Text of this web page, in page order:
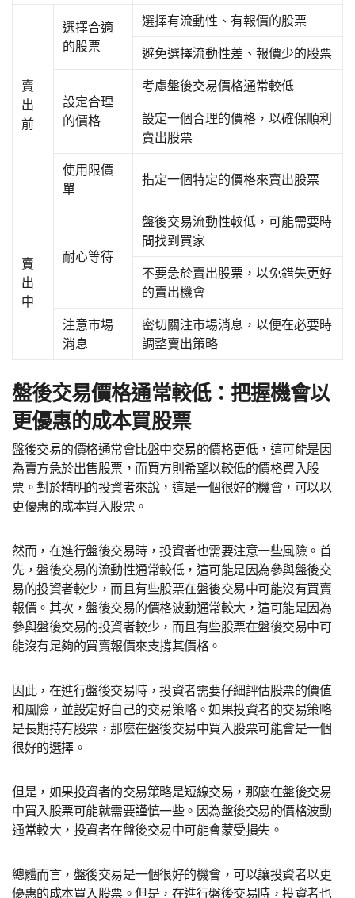
賣
出
前
選擇合適
的股票
選擇有流動性、有報價的股票
避免選擇流動性差、報價少的股票
設定合理
的價格
考慮盤後交易價格通常較低
設定一個合理的價格，以確保順利
賣出股票
使用限價
單
指定一個特定的價格來賣出股票
賣
出
中
耐心等待
盤後交易流動性較低，可能需要時
間找到買家
不要急於賣出股票，以免錯失更好
的賣出機會
注意市場
消息
密切關注市場消息，以便在必要時
調整賣出策略
盤後交易價格通常較低：把握機會以
更優惠的成本買股票
盤後交易的價格通常會比盤中交易的價格更低，這可能是因
為賣方急於出售股票，而買方則希望以較低的價格買入股
票。對於精明的投資者來說，這是一個很好的機會，可以以
更優惠的成本買入股票。
然而，在進行盤後交易時，投資者也需要注意一些風險。首
先，盤後交易的流動性通常較低，這可能是因為參與盤後交
易的投資者較少，而且有些股票在盤後交易中可能沒有買賣
報價。其次，盤後交易的價格波動通常較大，這可能是因為
參與盤後交易的投資者較少，而且有些股票在盤後交易中可
能沒有足夠的買賣報價來支撐其價格。
因此，在進行盤後交易時，投資者需要仔細評估股票的價值
和風險，並設定好自己的交易策略。如果投資者的交易策略
是長期持有股票，那麼在盤後交易中買入股票可能會是一個
很好的選擇。
但是，如果投資者的交易策略是短線交易，那麼在盤後交易
中買入股票可能就需要謹慎一些。因為盤後交易的價格波動
通常較大，投資者在盤後交易中可能會蒙受損失。
總體而言，盤後交易是一個很好的機會，可以讓投資者以更
優惠的成本買入股票。但是，在進行盤後交易時，投資者也